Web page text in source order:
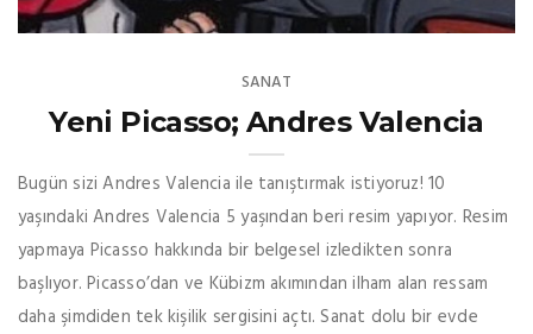
SANAT
Yeni Picasso; Andres Valencia
Bugün sizi Andres Valencia ile tanıştırmak istiyoruz! 10
yaşındaki Andres Valencia 5 yaşından beri resim yapıyor. Resim
yapmaya Picasso hakkında bir belgesel izledikten sonra
başlıyor. Picasso’dan ve Kübizm akımından ilham alan ressam
daha şimdiden tek kişilik sergisini açtı. Sanat dolu bir evde